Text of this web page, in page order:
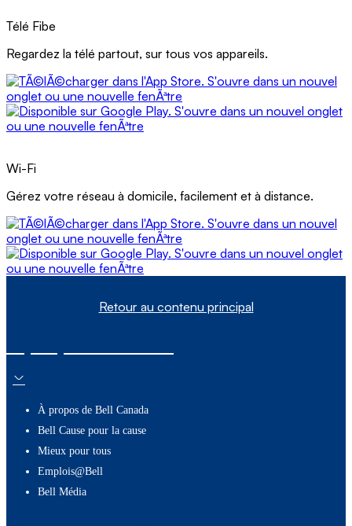
Télé Fibe
Regardez la télé partout, sur tous vos appareils.
Application Télé Fibe
Application Télé Fibe
Wi-Fi
Gérez votre réseau à domicile, facilement et à distance.
Application Wi-Fi
Application Wi-Fi
Retour au contenu principal
À propos de Bell Canada
Bell Cause pour la cause
Mieux pour tous
Emplois@Bell
Bell Média